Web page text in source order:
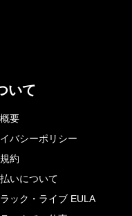
いて
要
バシーポリシー
約
いについて
ック・ライブ EULA